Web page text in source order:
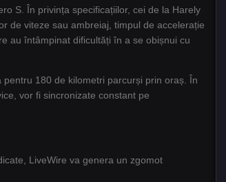
S. În privința specificațiilor, cei de la Harely
de viteze sau ambreiaj, timpul de accelerație
au întâmpinat dificultăți în a se obișnui cu
180 de kilometri parcurși prin oraș. În
vor fi sincronizate constant pe
LiveWire va genera un zgomot